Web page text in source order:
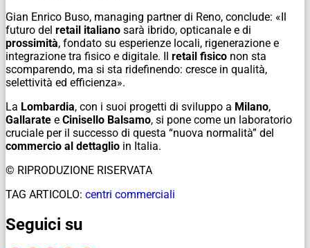
Gian Enrico Buso, managing partner di Reno, conclude: «Il
futuro del retail italiano sarà ibrido, opticanale e di
prossimità, fondato su esperienze locali, rigenerazione e
integrazione tra fisico e digitale. Il retail fisico non sta
scomparendo, ma si sta ridefinendo: cresce in qualità,
selettività ed efficienza».
La Lombardia, con i suoi progetti di sviluppo a Milano,
Gallarate e Cinisello Balsamo, si pone come un laboratorio
cruciale per il successo di questa “nuova normalità” del
commercio al dettaglio in Italia.
© RIPRODUZIONE RISERVATA
TAG ARTICOLO: centri commerciali
Seguici su